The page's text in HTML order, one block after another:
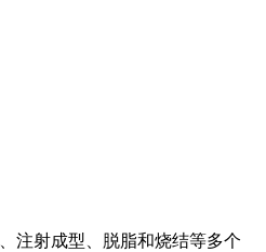
注射成型、脱脂和烧结等多个